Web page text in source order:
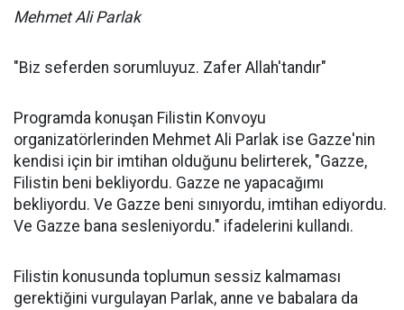
Mehmet Ali Parlak
"Biz seferden sorumluyuz. Zafer Allah'tandır"
Programda konuşan Filistin Konvoyu
organizatörlerinden Mehmet Ali Parlak ise Gazze'nin
kendisi için bir imtihan olduğunu belirterek, "Gazze,
Filistin beni bekliyordu. Gazze ne yapacağımı
bekliyordu. Ve Gazze beni sınıyordu, imtihan ediyordu.
Ve Gazze bana sesleniyordu." ifadelerini kullandı.
Filistin konusunda toplumun sessiz kalmaması
gerektiğini vurgulayan Parlak, anne ve babalara da